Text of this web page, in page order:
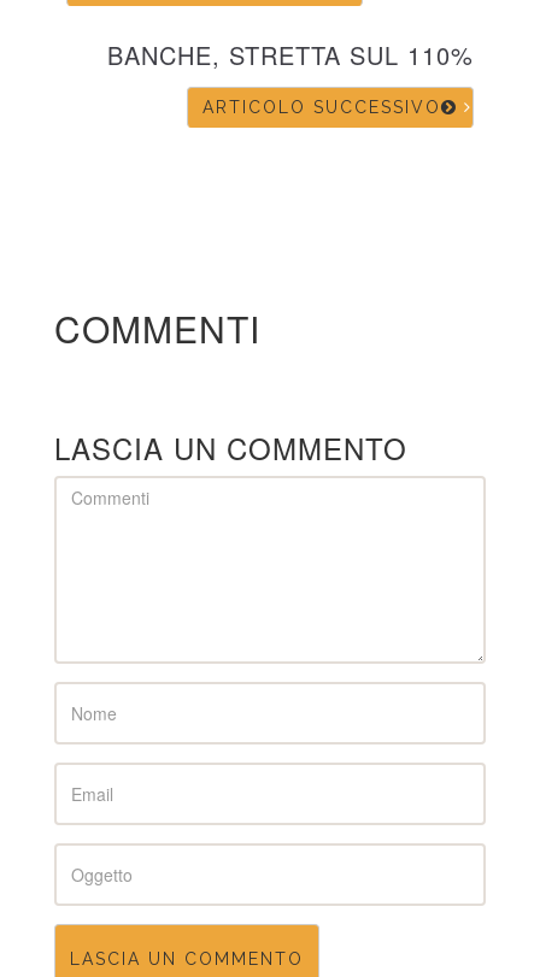
BANCHE, STRETTA SUL 110%
ARTICOLO SUCCESSIVO
COMMENTI
LASCIA UN COMMENTO
Comment
Name
Email
Subject